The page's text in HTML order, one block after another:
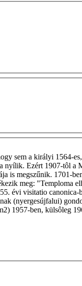
sem a királyi 1564-
Ezért 1907-tôl
is megszűnik.
meg: "Temploma
évi visitatio
(nyergesújfalui)
1957-ben, külsôleg